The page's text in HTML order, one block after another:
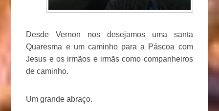
Desde Vernon nos desejamos uma santa
Quaresma e um caminho para a Páscoa com
Jesus e os irmãos e irmãs como companheiros
de caminho.
Um grande abraço.